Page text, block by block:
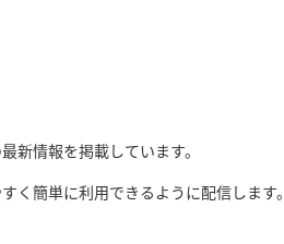
新情報を掲載しています。
く簡単に利用できるように配信します。